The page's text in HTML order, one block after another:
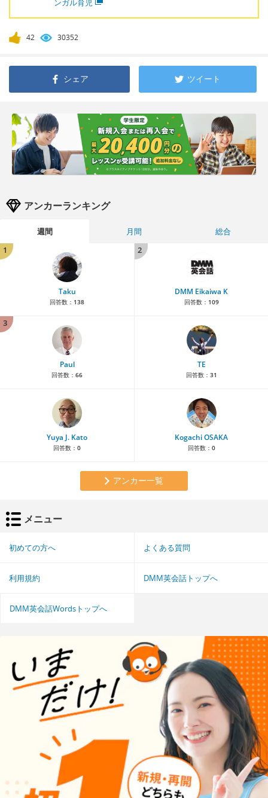
ンガル育児
42 30352
シェア ツイート
アンカーランキング
週間 月間
総合
1
Taku
回答数： 138
2
DMM Eikaiwa K
回答数： 109
3
Paul
回答数： 66
TE
回答数： 31
Yuya J. Kato
回答数： 0
Kogachi OSAKA
回答数： 0
アンカー一覧
メニュー
初めての方へ よくある質問
利用規約 DMM英会話トップへ
DMM英会話Wordsトップへ